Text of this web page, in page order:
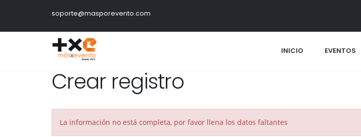
soporte@masporevento.com
INICIO EVENTOS
Crear registro
La información no está completa, por favor llena los datos faltantes